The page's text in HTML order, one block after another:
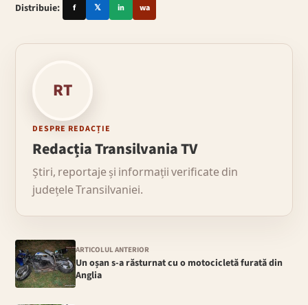
Distribuie:
f 𝕏 in wa
RT
DESPRE REDACȚIE
Redacția Transilvania TV
Știri, reportaje și informații verificate din
județele Transilvaniei.
ARTICOLUL ANTERIOR
Un oșan s-a răsturnat cu o motocicletă furată din
Anglia